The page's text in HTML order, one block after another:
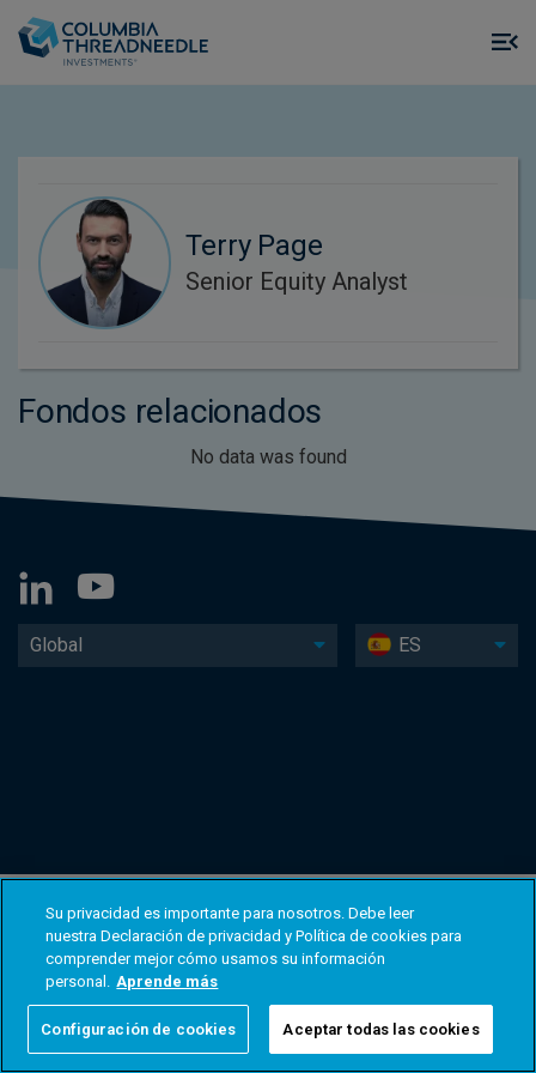
Terry Page
Senior Equity Analyst
Fondos relacionados
No data was found
Global ES
Su privacidad es importante para nosotros. Debe leer
nuestra Declaración de privacidad y Política de cookies para
comprender mejor cómo usamos su información
personal. Aprende más
Configuración de cookies Aceptar todas las cookies